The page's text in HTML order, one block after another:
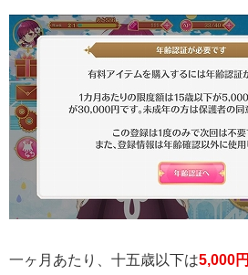
一ヶ月あたり、十五歳以下は5,000円